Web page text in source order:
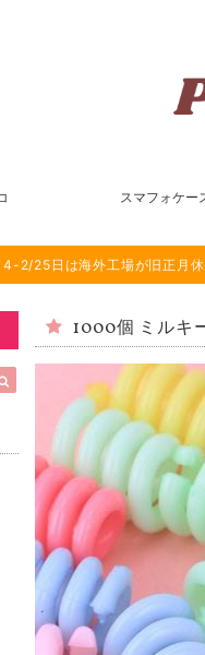
スマフォケー
2/25日は海外工場が旧正月
1000個 ミルキ